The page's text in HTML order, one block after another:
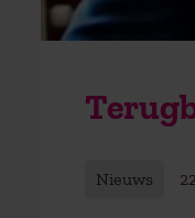
Nieuws